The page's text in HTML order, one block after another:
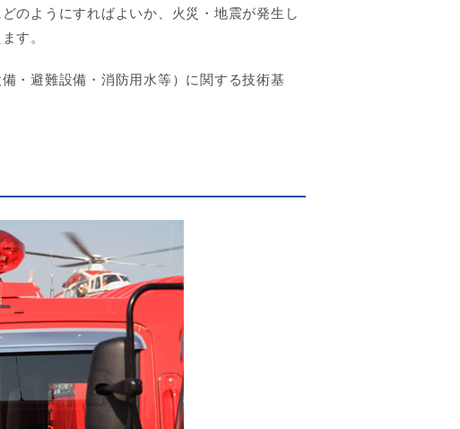
のようにすればよいか、火災・地震が発生し
す。
・避難設備・消防用水等）に関する技術基